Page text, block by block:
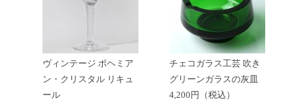
ヴィンテージ ボヘミア
ン・クリスタル リキュ
ール
チェコガラス工芸 吹き
グリーンガラスの灰皿
4,200円（税込）